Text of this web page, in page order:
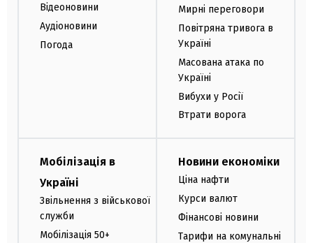
Відеоновини
Аудіоновини
Погода
Мирні переговори
Повітряна тривога в
Україні
Масована атака по
Україні
Вибухи у Росії
Втрати ворога
Мобілізація в
Україні
Звільнення з військової
служби
Мобілізація 50+
Новини економіки
Ціна нафти
Курси валют
Фінансові новини
Тарифи на комунальні